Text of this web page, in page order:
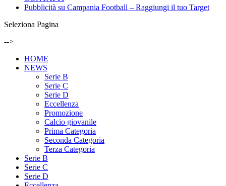
Pubblicità su Campania Football – Raggiungi il tuo Target
Seleziona Pagina
-->
HOME
NEWS
Serie B
Serie C
Serie D
Eccellenza
Promozione
Calcio giovanile
Prima Categoria
Seconda Categoria
Terza Categoria
Serie B
Serie C
Serie D